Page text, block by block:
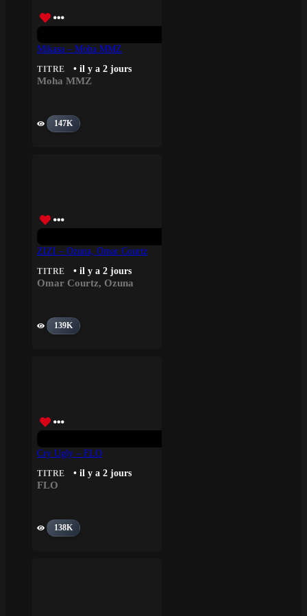
Mikasa – Moha MMZ
TITRE • il y a 2 jours
Moha MMZ
147K
ZIZI – Ozuna, Omar Courtz
TITRE • il y a 2 jours
Omar Courtz, Ozuna
139K
Cry Ugly – FLO
TITRE • il y a 2 jours
FLO
138K